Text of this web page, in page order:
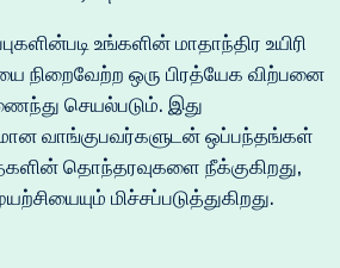
உங்களின் மாதாந்திர உயிரி
நிறைவேற்ற ஒரு பிரத்யேக விற்பனை
செயல்படும். இது
வாங்குபவர்களுடன் ஒப்பந்தங்கள்
தொந்தரவுகளை நீக்குகிறது,
மிச்சப்படுத்துகிறது.